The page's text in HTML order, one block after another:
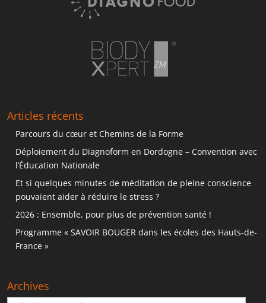
Articles récents
Parcours du cœur et Chemins de la Forme
Déploiement du Diagnoform en Dordogne – Convention avec
l’Éducation Nationale
Et si quelques minutes de méditation de pleine conscience
pouvaient aider à réduire le stress ?
2026 : Ensemble, pour plus de prévention santé !
Programme « SAVOIR BOUGER dans les écoles des Hauts-de-
France »
Archives